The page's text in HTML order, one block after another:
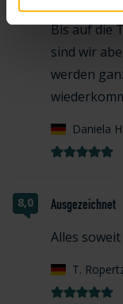
Bis auf die
sind wir
werden
Daniela
8,0
Ausgezeichnet
Alles
T.